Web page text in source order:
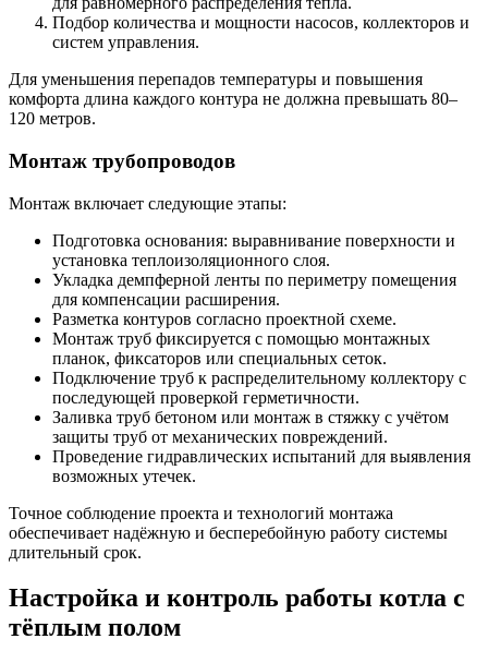
Подбор количества и мощности насосов, коллекторов и
систем управления.
Для уменьшения перепадов температуры и повышения
комфорта длина каждого контура не должна превышать 80–
120 метров.
Монтаж трубопроводов
Монтаж включает следующие этапы:
Подготовка основания: выравнивание поверхности и
установка теплоизоляционного слоя.
Укладка демпферной ленты по периметру помещения
для компенсации расширения.
Разметка контуров согласно проектной схеме.
Монтаж труб фиксируется с помощью монтажных
планок, фиксаторов или специальных сеток.
Подключение труб к распределительному коллектору с
последующей проверкой герметичности.
Заливка труб бетоном или монтаж в стяжку с учётом
защиты труб от механических повреждений.
Проведение гидравлических испытаний для выявления
возможных утечек.
Точное соблюдение проекта и технологий монтажа
обеспечивает надёжную и бесперебойную работу системы
длительный срок.
Настройка и контроль работы котла с
тёплым полом